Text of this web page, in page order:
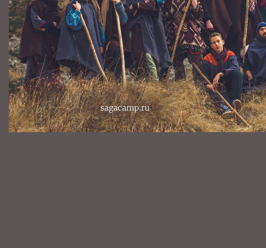
Сага - это комьюнити увлеченных людей разных
Здесь ценят развитие, путешествия и
ПРИСОЕДИНЯЙТЕСЬ К НАШЕМУ